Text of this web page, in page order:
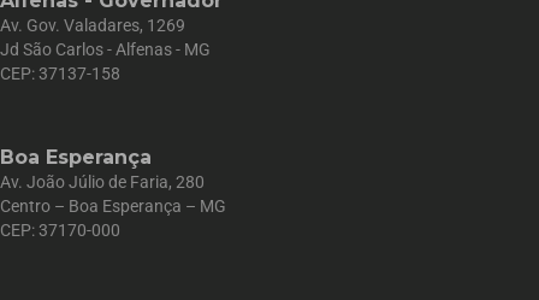
Av. Gov. Valadares, 1269
Jd São Carlos - Alfenas - MG
CEP: 37137-158
Boa Esperança
Av. João Júlio de Faria, 280
Centro – Boa Esperança – MG
CEP: 37170-000